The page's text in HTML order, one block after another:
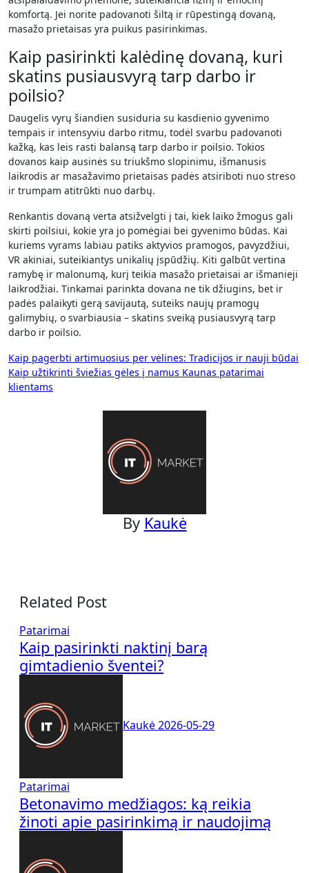
komfortą. Jei norite padovanoti šiltą ir rūpestingą dovaną,
masažo prietaisas yra puikus pasirinkimas.
Kaip pasirinkti kalėdinę dovaną, kuri
skatins pusiausvyrą tarp darbo ir
poilsio?
Daugelis vyrų šiandien susiduria su kasdienio gyvenimo
tempais ir intensyviu darbo ritmu, todėl svarbu padovanoti
kažką, kas leis rasti balansą tarp darbo ir poilsio. Tokios
dovanos kaip ausinės su triukšmo slopinimu, išmanusis
laikrodis ar masažavimo prietaisas padės atsiriboti nuo streso
ir trumpam atitrūkti nuo darbų.
Renkantis dovaną verta atsižvelgti į tai, kiek laiko žmogus gali
skirti poilsiui, kokie yra jo pomėgiai bei gyvenimo būdas. Kai
kuriems vyrams labiau patiks aktyvios pramogos, pavyzdžiui,
VR akiniai, suteikiantys unikalių įspūdžių. Kiti galbūt vertina
ramybę ir malonumą, kurį teikia masažo prietaisai ar išmanieji
laikrodžiai. Tinkamai parinkta dovana ne tik džiugins, bet ir
padės palaikyti gerą savijautą, suteiks naujų pramogų
galimybių, o svarbiausia – skatins sveiką pusiausvyrą tarp
darbo ir poilsio.
Navigacija
tarp
Kaip pagerbti artimuosius per vėlines: Tradicijos ir nauji būdai
Kaip užtikrinti šviežias gėles į namus Kaunas patarimai
klientams
By Kaukė
Related Post
Patarimai
Kaip pasirinkti naktinį barą
gimtadienio šventei?
Kaukė2026-05-29
Patarimai
Betonavimo medžiagos: ką reikia
žinoti apie pasirinkimą ir naudojimą